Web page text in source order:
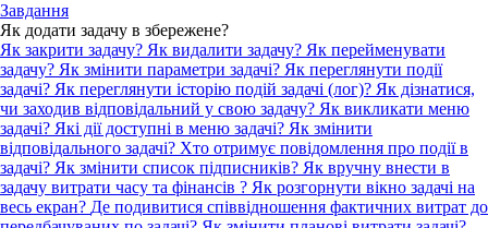
Завдання
Як додати задачу в збережене?
Як закрити задачу? Як видалити задачу? Як перейменувати
задачу? Як змінити параметри задачі? Як переглянути події
задачі? Як переглянути історію подій задачі (лог)? Як дізнатися,
чи заходив відповідальний у свою задачу? Як викликати меню
задачі? Які дії доступні в меню задачі? Як змінити
відповідального задачі? Хто отримує повідомлення про події в
задачі? Як змінити список підписників? Як вручну внести в
задачу витрати часу та фінансів ? Як розгорнути вікно задачі на
весь екран? Де подивитися співвідношення фактичних витрат до